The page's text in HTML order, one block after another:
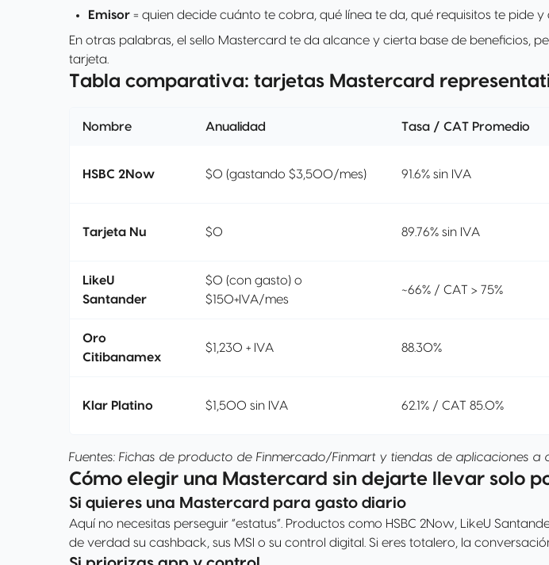
Emisor = quien decide cuánto te cobra, qué línea te da, qué requisitos te pide y
En otras palabras, el sello Mastercard te da alcance y cierta base de beneficios,
tarjeta.
Tabla comparativa: tarjetas Mastercard
Nombre Anualidad Tasa / CAT Promedio
HSBC 2Now $0 (gastando $3,500/mes) 91.6% sin IVA
Tarjeta Nu $0 89.76% sin IVA
LikeU
Santander
$0 (con gasto) o
$150+IVA/mes
~66% / CAT > 75%
Oro
Citibanamex
$1,230 + IVA 88.30%
Klar Platino $1,500 sin IVA 62.1% / CAT 85.0%
Fuentes: Fichas de producto de Finmercado/Finmart y tiendas de aplicaciones a
Cómo elegir una Mastercard sin dejarte llevar solo
Si quieres una Mastercard para gasto diario
Aquí no necesitas perseguir “estatus”. Productos como HSBC 2Now, LikeU
de verdad su cashback, sus MSI o su control digital. Si eres totalero, la